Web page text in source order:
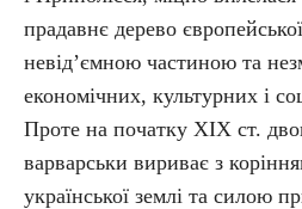
прадавнє дерево європейської
невід’ємною частиною та
економічних, культурних і
Проте на початку XIX ст.
варварськи вириває з
української землі та силою